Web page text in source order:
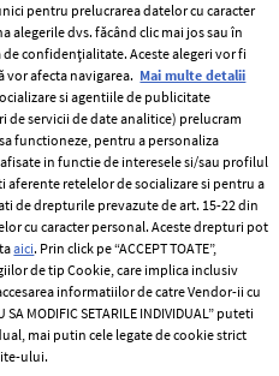
Termeni si conditii
Politica de
confidențialitate
Politica de cookies
Publicitate
pentru prelucrarea datelor cu caracter
alegerile dvs. făcând clic mai jos sau în
confidențialitate. Aceste alegeri vor fi
afecta navigarea. Mai multe detalii
si agentiile de publicitate
servicii de date analitice) prelucram
functioneze, pentru a personaliza
in functie de interesele si/sau profilul
retelelor de socializare si pentru a
de drepturile prevazute de art. 15-22 din
cu caracter personal. Aceste drepturi pot
aici. Prin click pe “ACCEPT TOATE”,
de tip Cookie, care implica inclusiv
informatiilor de catre Vendor-ii cu
MODIFIC SETARILE INDIVIDUAL” puteti
mai putin cele legate de cookie strict
ului.